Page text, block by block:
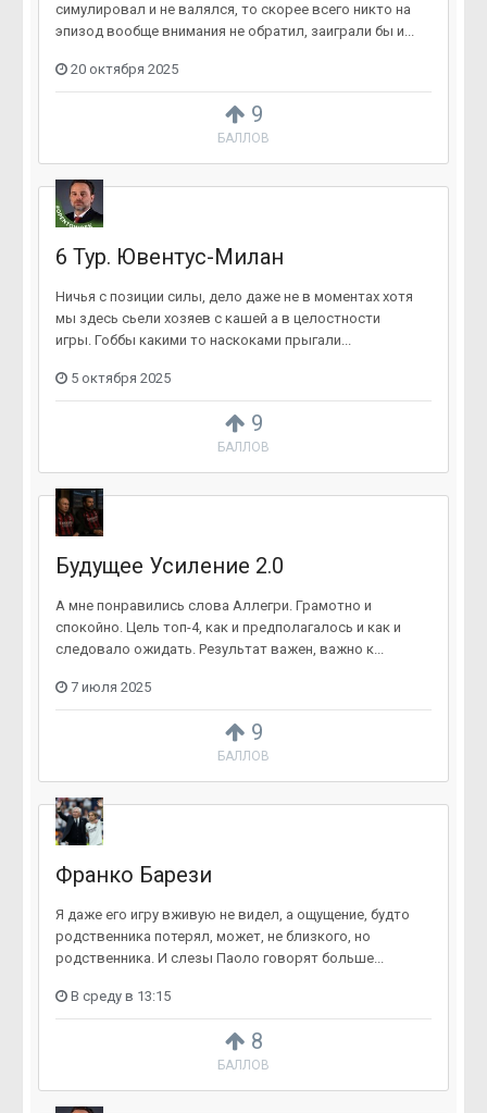
9
БАЛЛОВ
симулировал и не валялся, то скорее всего никто на
эпизод вообще внимания не обратил, заиграли бы и...
20 октября 2025
9
БАЛЛОВ
6 Тур. Ювентус-Милан
Ничья с позиции силы, дело даже не в моментах хотя
мы здесь сьели хозяев с кашей а в целостности
игры. Гоббы какими то наскоками прыгали...
5 октября 2025
9
БАЛЛОВ
Будущее Усиление 2.0
А мне понравились слова Аллегри. Грамотно и
спокойно. Цель топ-4, как и предполагалось и как и
следовало ожидать. Результат важен, важно к...
7 июля 2025
8
БАЛЛОВ
Франко Барези
Я даже его игру вживую не видел, а ощущение, будто
родственника потерял, может, не близкого, но
родственника. И слезы Паоло говорят больше...
В среду в 13:15